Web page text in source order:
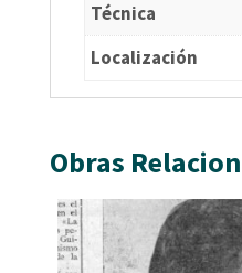
Técnica
Localización
Obras